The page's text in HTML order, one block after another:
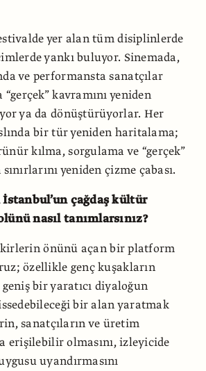
yer alan tüm disiplinlerde
yankı buluyor. Sinemada,
ve performansta sanatçılar
kavramını yeniden
ya da dönüştürüyorlar. Her
bir tür yeniden haritalama;
kılma, sorgulama ve “gerçek”
sınırlarını yeniden çizme çabası.
İstanbul’un çağdaş kültür
nasıl tanımlarsınız?
önünü açan bir platform
özellikle genç kuşakların
bir yaratıcı diyaloğun
bir alan yaratmak
sanatçıların ve üretim
erişilebilir olmasını, izleyicide
uyandırmasını